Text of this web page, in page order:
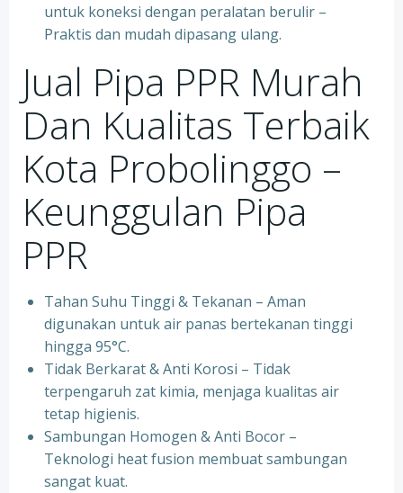
untuk koneksi dengan peralatan berulir –
Praktis dan mudah dipasang ulang.
Jual Pipa PPR Murah
Dan Kualitas Terbaik
Kota Probolinggo –
Keunggulan Pipa
PPR
Tahan Suhu Tinggi & Tekanan – Aman
digunakan untuk air panas bertekanan tinggi
hingga 95°C.
⁠Tidak Berkarat & Anti Korosi – Tidak
terpengaruh zat kimia, menjaga kualitas air
tetap higienis.
⁠Sambungan Homogen & Anti Bocor –
Teknologi heat fusion membuat sambungan
sangat kuat.